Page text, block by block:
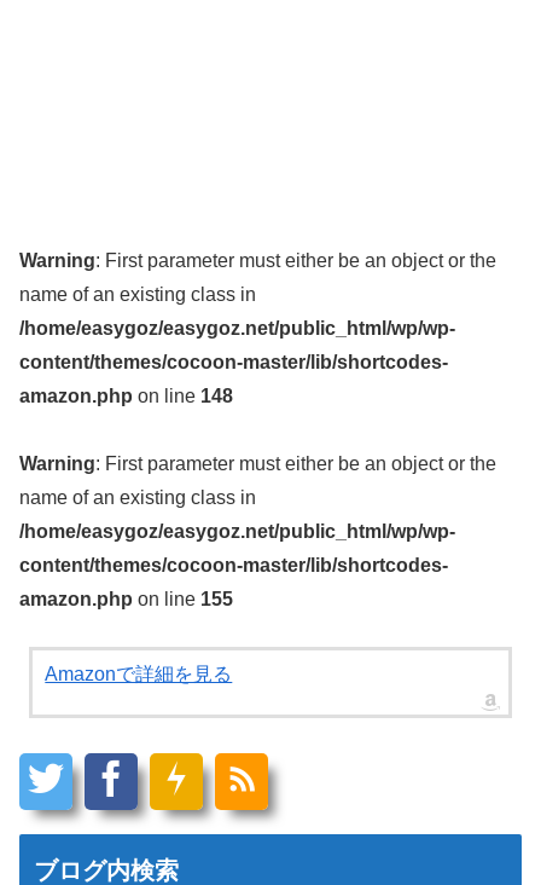
Warning: First parameter must either be an object or the
name of an existing class in
/home/easygoz/easygoz.net/public_html/wp/wp-
content/themes/cocoon-master/lib/shortcodes-
amazon.php on line 148
Warning: First parameter must either be an object or the
name of an existing class in
/home/easygoz/easygoz.net/public_html/wp/wp-
content/themes/cocoon-master/lib/shortcodes-
amazon.php on line 155
Amazonで詳細を見る
ブログ内検索